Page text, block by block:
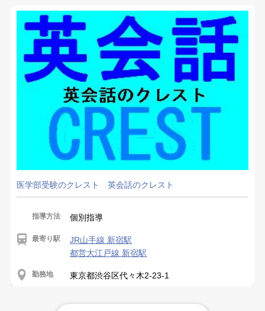
医学部受験のクレスト 英会話のクレスト
指導方法 個別指導
最寄り駅
JR山手線 新宿駅
都営大江戸線 新宿駅
勤務地 東京都渋谷区代々木2-23-1